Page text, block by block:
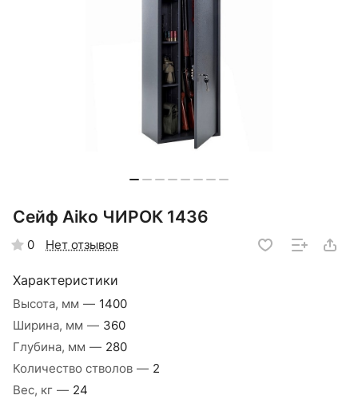
Сейф Aiko ЧИРОК 1436
0 Нет отзывов
Характеристики
Высота, мм — 1400
Ширина, мм — 360
Глубина, мм — 280
Количество стволов — 2
Вес, кг — 24